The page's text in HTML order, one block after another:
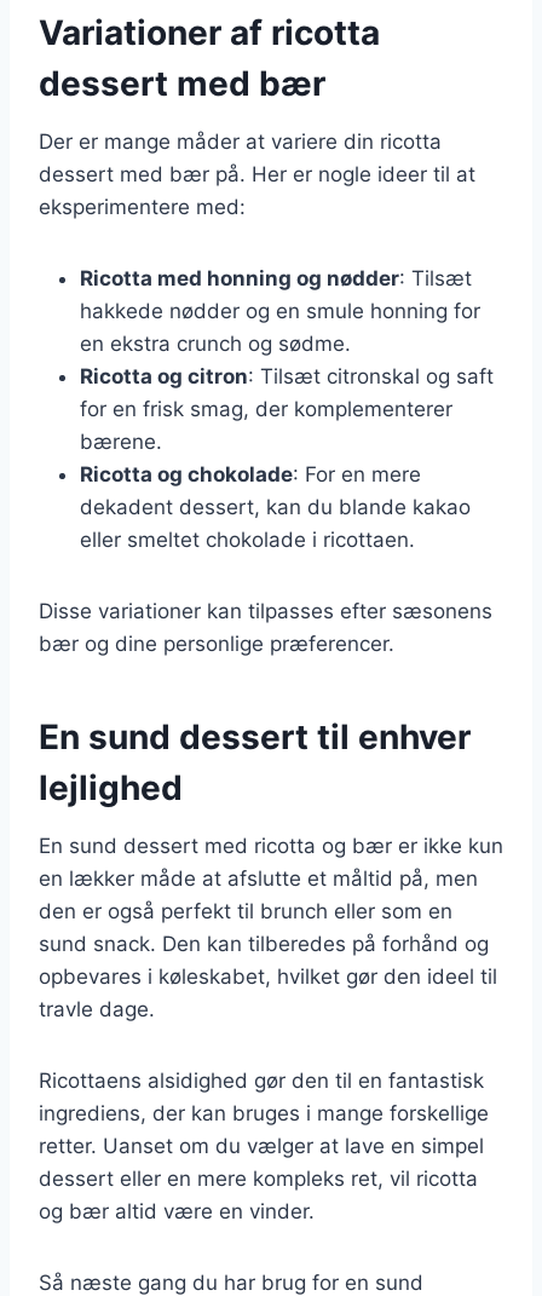
Variationer af ricotta
dessert med bær
Der er mange måder at variere din ricotta
dessert med bær på. Her er nogle ideer til at
eksperimentere med:
Ricotta med honning og nødder: Tilsæt
hakkede nødder og en smule honning for
en ekstra crunch og sødme.
Ricotta og citron: Tilsæt citronskal og saft
for en frisk smag, der komplementerer
bærene.
Ricotta og chokolade: For en mere
dekadent dessert, kan du blande kakao
eller smeltet chokolade i ricottaen.
Disse variationer kan tilpasses efter sæsonens
bær og dine personlige præferencer.
En sund dessert til enhver
lejlighed
En sund dessert med ricotta og bær er ikke kun
en lækker måde at afslutte et måltid på, men
den er også perfekt til brunch eller som en
sund snack. Den kan tilberedes på forhånd og
opbevares i køleskabet, hvilket gør den ideel til
travle dage.
Ricottaens alsidighed gør den til en fantastisk
ingrediens, der kan bruges i mange forskellige
retter. Uanset om du vælger at lave en simpel
dessert eller en mere kompleks ret, vil ricotta
og bær altid være en vinder.
Så næste gang du har brug for en sund